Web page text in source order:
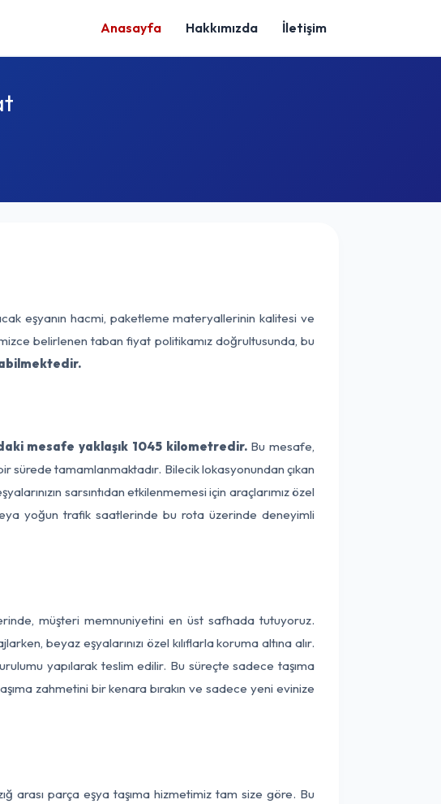
Anasayfa Hakkımızda İletişim
eşyanın hacmi, paketleme materyallerinin kalitesi ve
belirlenen taban fiyat politikamız doğrultusunda, bu
mesafe yaklaşık 1045 kilometredir.Bu mesafe,
sürede tamamlanmaktadır. Bilecik lokasyonundan çıkan
sarsıntıdan etkilenmemesi için araçlarımız özel
yoğun trafik saatlerinde bu rota üzerinde deneyimli
müşteri memnuniyetini en üst safhada tutuyoruz.
beyaz eşyalarınızı özel kılıflarla koruma altına alır.
yapılarak teslim edilir. Bu süreçte sadece taşıma
zahmetini bir kenara bırakın ve sadece yeni evinize
arası parça eşya taşıma hizmetimiz tam size göre. Bu